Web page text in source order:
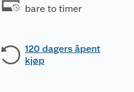
bare to timer
120 dagers åpent
kjøp